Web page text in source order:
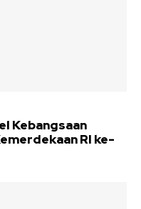
Kebangsaan
RI ke-